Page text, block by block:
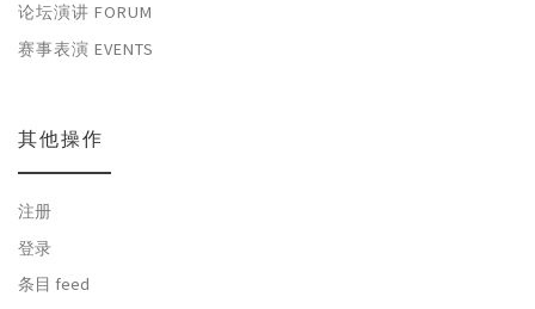
论坛演讲 FORUM
赛事表演 EVENTS
其他操作
注册
登录
条目 feed